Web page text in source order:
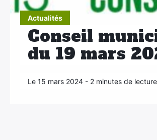
Actualités
Conseil
du 19 mars
Le 15 mars 2024 - 2 minutes de lecture